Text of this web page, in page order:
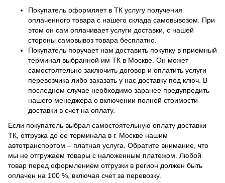
Покупатель оформляет в ТК услугу получения
оплаченного товара с нашего склада самовывозом. При
этом он сам оплачивает услуги доставки, с нашей
стороны самовывоз товара бесплатно.
Покупатель поручает нам доставить покупку в приемный
терминал выбранной им ТК в Москве. Он может
самостоятельно заключить договор и оплатить услуги
перевозчика либо заказать у нас доставку под ключ. В
последнем случае необходимо заранее предупредить
нашего менеджера о включении полной стоимости
доставки в счет на оплату.
Если покупатель выбрал самостоятельную оплату доставки
ТК, отгрузка до ее терминала в г. Москве нашим
автотранспортом – платная услуга. Обратите внимание, что
мы не отгружаем товары с наложенным платежом. Любой
товар перед оформлением отгрузки в регион должен быть
оплачен на 100 %, включая счет за перевозку.